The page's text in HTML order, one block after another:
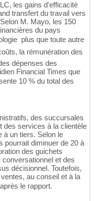
les gains d'efficacité
transfert du travail vers
M. Mayo, les 150
du pays
 plus que toute autre
la rémunération des
dépenses des
Financial Times que
10 % du total des
des succursales
des services à la clientèle
à un tiers. Selon le
pourrait diminuer de 20 à
des guichets
et des
décisionnel. Toutefois,
au conseil et à la
le rapport.